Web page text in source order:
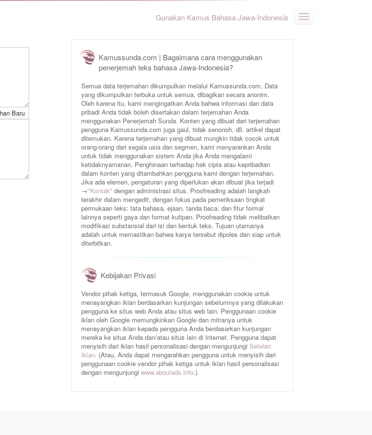
Gunakan Kamus Bahasa Jawa-Indonesia
Kamussunda.com | Bagaimana cara menggunakan
penerjemah teks bahasa Jawa-Indonesia?
Semua data terjemahan dikumpulkan melalui Kamussunda.com. Data
yang dikumpulkan terbuka untuk semua, dibagikan secara anonim.
Oleh karena itu, kami mengingatkan Anda bahwa informasi dan data
pribadi Anda tidak boleh disertakan dalam terjemahan Anda
menggunakan Penerjemah Sunda. Konten yang dibuat dari terjemahan
pengguna Kamussunda.com juga gaul, tidak senonoh, dll. artikel dapat
ditemukan. Karena terjemahan yang dibuat mungkin tidak cocok untuk
orang-orang dari segala usia dan segmen, kami menyarankan Anda
untuk tidak menggunakan sistem Anda jika Anda mengalami
ketidaknyamanan. Penghinaan terhadap hak cipta atau kepribadian
dalam konten yang ditambahkan pengguna kami dengan terjemahan.
Jika ada elemen, pengaturan yang diperlukan akan dibuat jika terjadi
→"Kontak" dengan administrasi situs. Proofreading adalah langkah
terakhir dalam mengedit, dengan fokus pada pemeriksaan tingkat
permukaan teks: tata bahasa, ejaan, tanda baca, dan fitur formal
lainnya seperti gaya dan format kutipan. Proofreading tidak melibatkan
modifikasi substansial dari isi dan bentuk teks. Tujuan utamanya
adalah untuk memastikan bahwa karya tersebut dipoles dan siap untuk
diterbitkan.
Kebijakan Privasi
Vendor pihak ketiga, termasuk Google, menggunakan cookie untuk
menayangkan iklan berdasarkan kunjungan sebelumnya yang dilakukan
pengguna ke situs web Anda atau situs web lain. Penggunaan cookie
iklan oleh Google memungkinkan Google dan mitranya untuk
menayangkan iklan kepada pengguna Anda berdasarkan kunjungan
mereka ke situs Anda dan/atau situs lain di Internet. Pengguna dapat
menyisih dari iklan hasil personalisasi dengan mengunjungi Setelan
Iklan. (Atau, Anda dapat mengarahkan pengguna untuk menyisih dari
penggunaan cookie vendor pihak ketiga untuk iklan hasil personalisasi
dengan mengunjungi www.aboutads.info.)